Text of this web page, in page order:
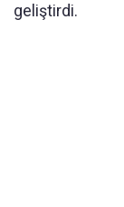
geliştirdi.